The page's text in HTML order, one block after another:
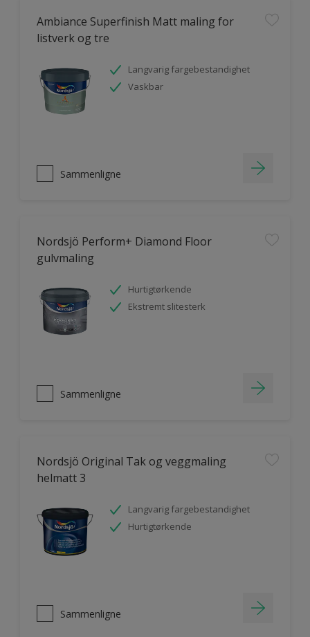
Ambiance Superfinish Matt maling for
listverk og tre
Langvarig fargebestandighet
Vaskbar
Sammenligne
Nordsjö Perform+ Diamond Floor
gulvmaling
Hurtigtørkende
Ekstremt slitesterk
Sammenligne
Nordsjö Original Tak og veggmaling
helmatt 3
Langvarig fargebestandighet
Hurtigtørkende
Sammenligne